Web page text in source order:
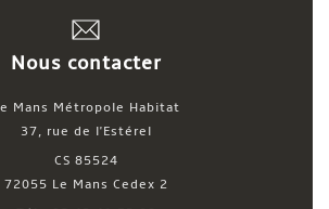
Nous contacter
Mans Métropole Habitat
37, rue de l'Estérel
CS 85524
72055 Le Mans Cedex 2